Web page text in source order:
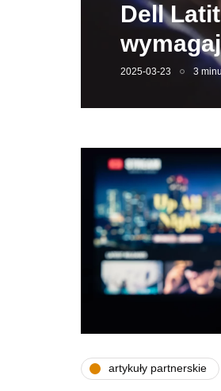
Dell
2025-03-23 3
artykuły partnerskie